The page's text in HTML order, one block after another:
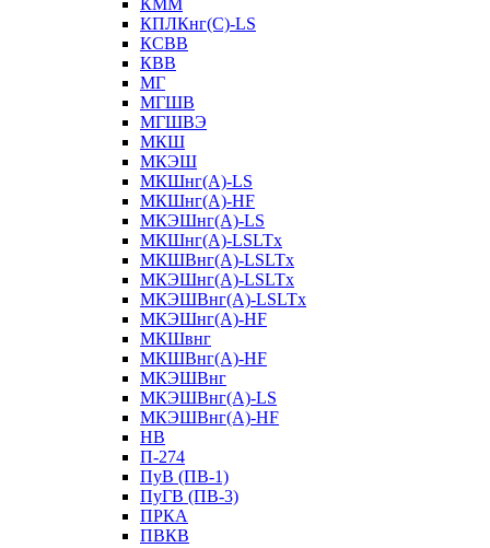
КММ
КПЛКнг(C)-LS
КСВВ
КВВ
МГ
МГШВ
МГШВЭ
МКШ
МКЭШ
МКШнг(А)-LS
МКШнг(А)-HF
МКЭШнг(А)-LS
МКШнг(А)-LSLTx
МКШВнг(A)-LSLTx
МКЭШнг(А)-LSLTx
МКЭШВнг(A)-LSLTx
МКЭШнг(А)-HF
МКШвнг
МКШВнг(А)-HF
МКЭШВнг
МКЭШВнг(А)-LS
МКЭШВнг(А)-HF
НВ
П-274
ПуВ (ПВ-1)
ПуГВ (ПВ-3)
ПРКА
ПВКВ